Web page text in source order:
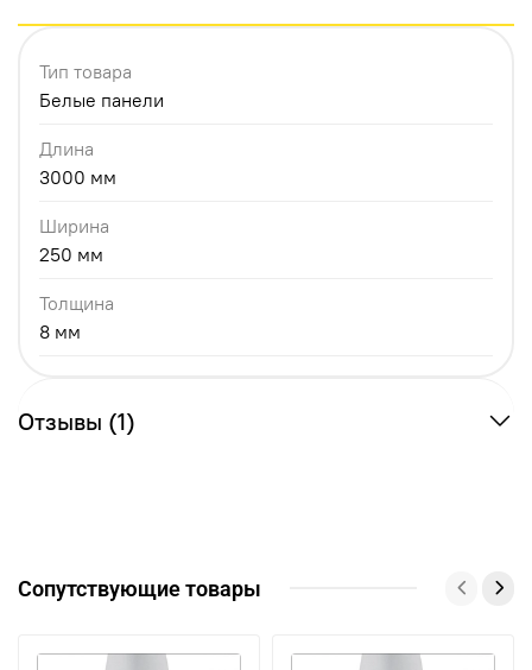
Тип товара
Белые панели
Длина
3000 мм
Ширина
250 мм
Толщина
8 мм
Отзывы (1)
Сопутствующие товары